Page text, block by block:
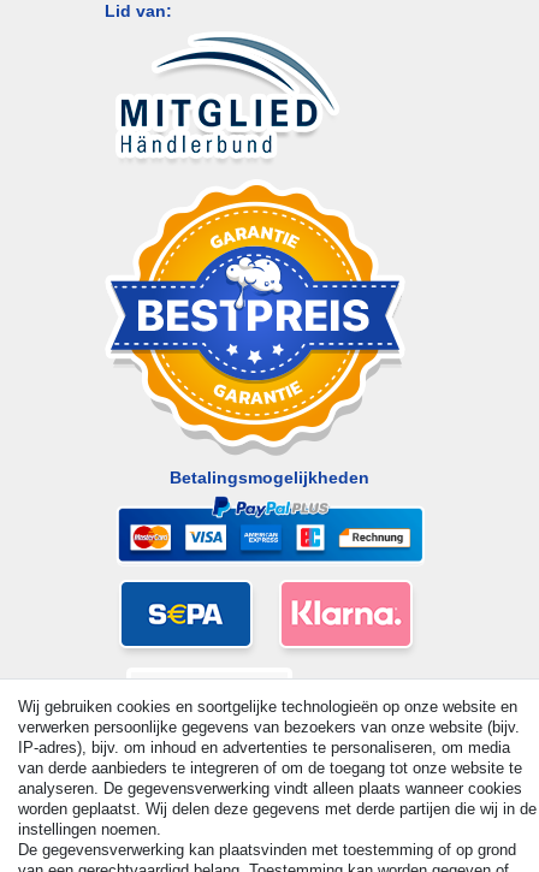
Lid van:
Betalingsmogelijkheden
© Copyright 2026 | Alle rechten voorbehouden. - All rights
reserved. Prices incl. VAT. 19% VAT Basic prices see article detail
Wij gebruiken cookies en soortgelijke technologieën op onze website en
verwerken persoonlijke gegevens van bezoekers van onze website (bijv.
IP-adres), bijv. om inhoud en advertenties te personaliseren, om media
van derde aanbieders te integreren of om de toegang tot onze website te
analyseren. De gegevensverwerking vindt alleen plaats wanneer cookies
worden geplaatst. Wij delen deze gegevens met derde partijen die wij in de
instellingen noemen.
De gegevensverwerking kan plaatsvinden met toestemming of op grond